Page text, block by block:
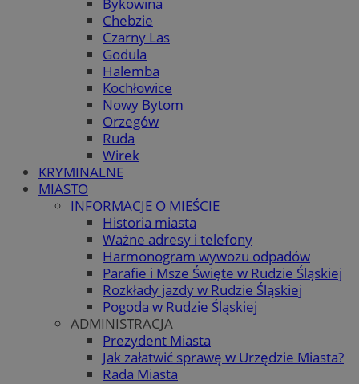
Chebzie
Czarny Las
Godula
Halemba
Kochłowice
Nowy Bytom
Orzegów
Ruda
Wirek
KRYMINALNE
MIASTO
INFORMACJE O MIEŚCIE
Historia miasta
Ważne adresy i telefony
Harmonogram wywozu odpadów
Parafie i Msze Święte w Rudzie Śląskiej
Rozkłady jazdy w Rudzie Śląskiej
Pogoda w Rudzie Śląskiej
ADMINISTRACJA
Prezydent Miasta
Jak załatwić sprawę w Urzędzie Miasta?
Rada Miasta